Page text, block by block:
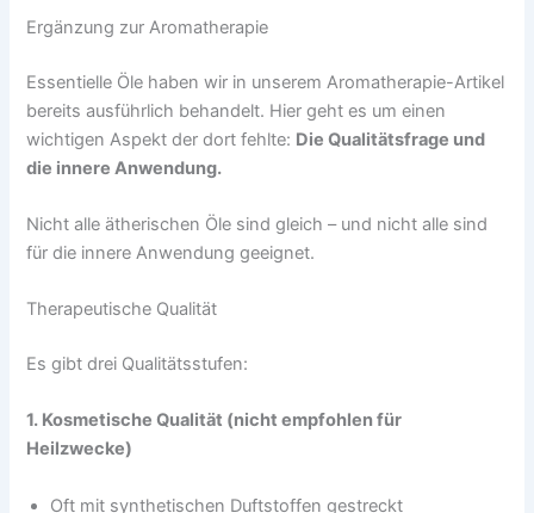
Ergänzung zur Aromatherapie
Essentielle Öle haben wir in unserem Aromatherapie-Artikel
bereits ausführlich behandelt. Hier geht es um einen
wichtigen Aspekt der dort fehlte: Die Qualitätsfrage und
die innere Anwendung.
Nicht alle ätherischen Öle sind gleich – und nicht alle sind
für die innere Anwendung geeignet.
Therapeutische Qualität
Es gibt drei Qualitätsstufen:
1. Kosmetische Qualität (nicht empfohlen für
Heilzwecke)
Oft mit synthetischen Duftstoffen gestreckt